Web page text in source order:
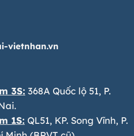
vietnhan.vn
3S: 368A Quốc lộ 51, P.
1S: QL51, KP. Song Vĩnh, P.